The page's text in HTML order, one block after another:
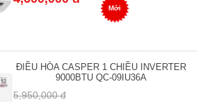
Mới
ĐIỀU HÒA CASPER 1 CHIỀU INVERTER
9000BTU QC-09IU36A
5,950,000 đ